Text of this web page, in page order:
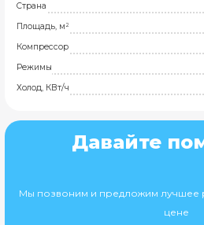
Страна
Площадь, м²
Компрессор
Режимы
Холод, КВт/ч
Давайте
Мы позвоним и предложим лучшее
цене